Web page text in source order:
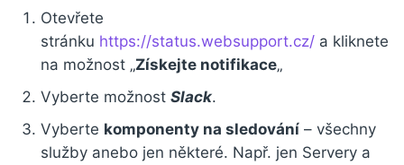
Otevřete
stránku https://status.websupport.cz/ a kliknete
na možnost „Získejte notifikace„
Vyberte možnost Slack.
Vyberte komponenty na sledování – všechny
služby anebo jen některé. Např. jen Servery a